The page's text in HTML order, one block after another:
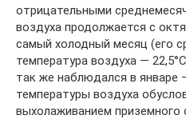
отрицательными
воздуха продолжается с
самый холодный месяц (его
температура воздуха —
так же наблюдался в январе
температуры воздуха
выхолаживанием приземного